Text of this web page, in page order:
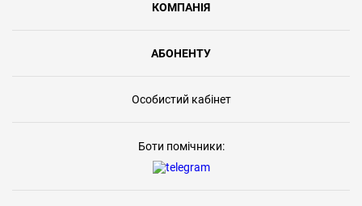
КОМПАНІЯ
АБОНЕНТУ
Особистий кабінет
Боти помічники: